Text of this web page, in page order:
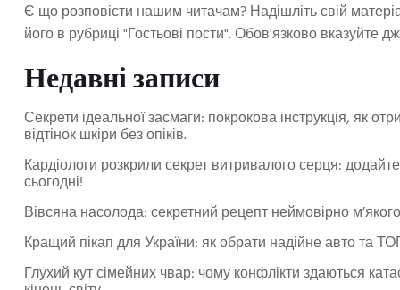
Є що розповісти нашим читачам? Надішліть свій
його в рубриці "Гостьові пости". Обов'язково вказуйте
Недавні записи
Секрети ідеальної засмаги: покрокова інструкція, як
відтінок шкіри без опіків.
Кардіологи розкрили секрет витривалого серця:
сьогодні!
Вівсяна насолода: секретний рецепт неймовірно
Кращий пікап для України: як обрати надійне авто та
Глухий кут сімейних чвар: чому конфлікти здаються